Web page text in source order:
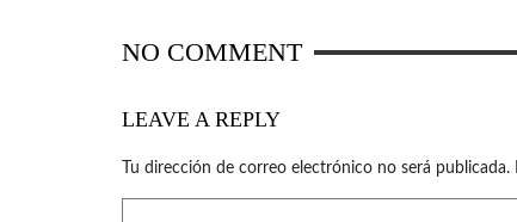
NO COMMENT
LEAVE A REPLY
Tu dirección de correo electrónico no será publicada.